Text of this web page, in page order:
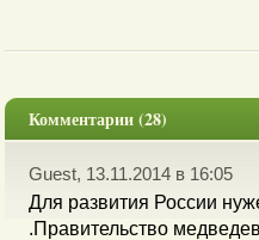
Комментарии (28)
Guest, 13.11.2014 в 16:05
Для развития России
.Правительство